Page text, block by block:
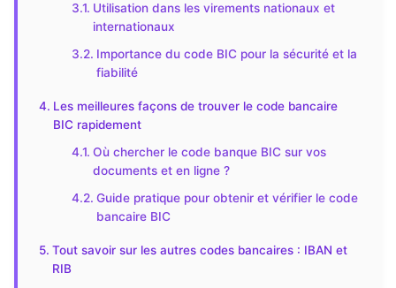
Utilisation dans les virements nationaux et
internationaux
Importance du code BIC pour la sécurité et la
fiabilité
Les meilleures façons de trouver le code bancaire
BIC rapidement
Où chercher le code banque BIC sur vos
documents et en ligne ?
Guide pratique pour obtenir et vérifier le code
bancaire BIC
Tout savoir sur les autres codes bancaires : IBAN et
RIB